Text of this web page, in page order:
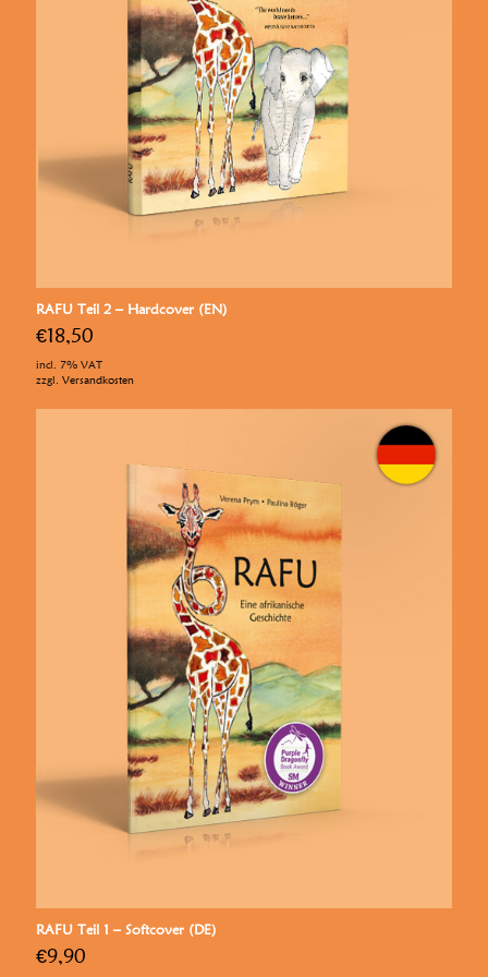
RAFU Teil 2 – Hardcover (EN)
€18,50
incl. 7% VAT
zzgl. Versandkosten
RAFU Teil 1 – Softcover (DE)
€9,90